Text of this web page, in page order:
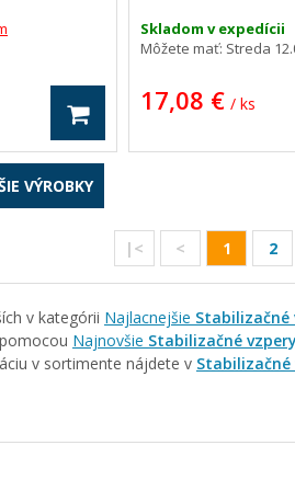
8070, 8075
Skladom v expedícii
Môžete mať: Streda
17,08 € / ks
VÝROBKY
|< < 1 2
v kategórii Najlacnejšie Stabilizačné
Najnovšie Stabilizačné vzpery
v sortimente nájdete v Stabilizačné